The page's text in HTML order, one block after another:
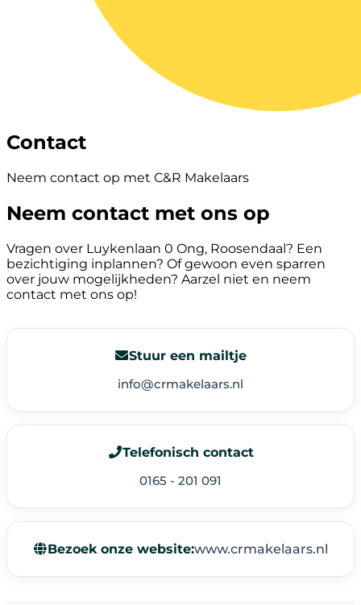
Contact
Neem contact op met C&R Makelaars
Neem contact met ons op
Vragen over Luykenlaan 0 Ong, Roosendaal? Een
bezichtiging inplannen? Of gewoon even sparren
over jouw mogelijkheden? Aarzel niet en neem
contact met ons op!
Stuur een mailtje
info@crmakelaars.nl
Telefonisch contact
0165 - 201 091
Bezoek onze website:www.crmakelaars.nl